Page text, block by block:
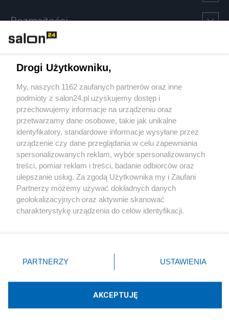
Rozmaitości
Sport
Społeczeństwo
Kultura
X Facebook Instagram Youtube
Technologię dostarcza:W3media.pl
Drogi Użytkowniku,
My, naszych 1162 zaufanych partnerów oraz inne
podmioty z salon24.pl uzyskujemy dostęp i
przechowujemy informacje na urządzeniu oraz
przetwarzamy dane osobowe, takie jak unikalne
identyfikatory, standardowe informacje wysyłane przez
urządzenie czy dane przeglądania w celu zapewniania
spersonalizowanych reklam, wybór spersonalizowanych
treści, pomiar reklam i treści, badanie odbiorców oraz
ulepszanie usług. Za zgodą Użytkownika my i Zaufani
Partnerzy możemy używać dokładnych danych
geolokalizacyjnych oraz aktywnie skanować
charakterystykę urządzenia do celów identyfikacji.
zmienić/wycofać klikając przycisk ustawień prywatności
znajdujący się w lewym dolnym rogu strony
rodzaje przetwarzania danych nie wymagają zgody
użytkownika, ale masz prawo sprzeciwić się takiemu
przetwarzaniu. Preferencje będą miały zastosowania tylko
PARTNERZY USTAWIENIA
AKCEPTUJĘ